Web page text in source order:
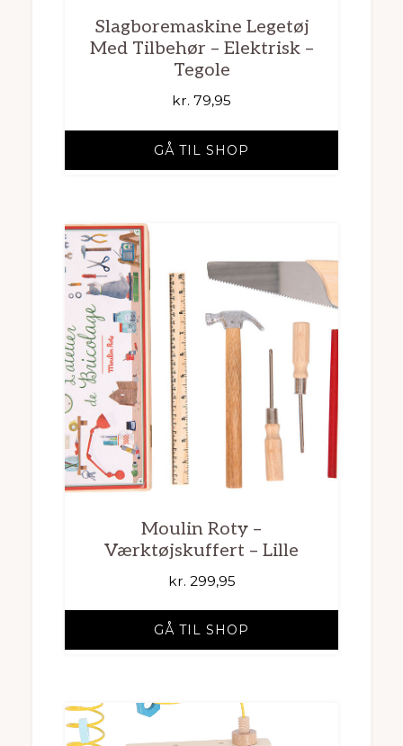
Slagboremaskine Legetøj
Med Tilbehør – Elektrisk –
Tegole
kr. 79,95
GÅ TIL SHOP
Moulin Roty –
Værktøjskuffert – Lille
kr. 299,95
GÅ TIL SHOP